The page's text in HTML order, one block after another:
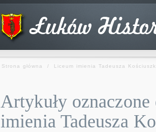
Strona główna / Liceum imienia Tadeusza
Artykuły
imienia Tadeusza